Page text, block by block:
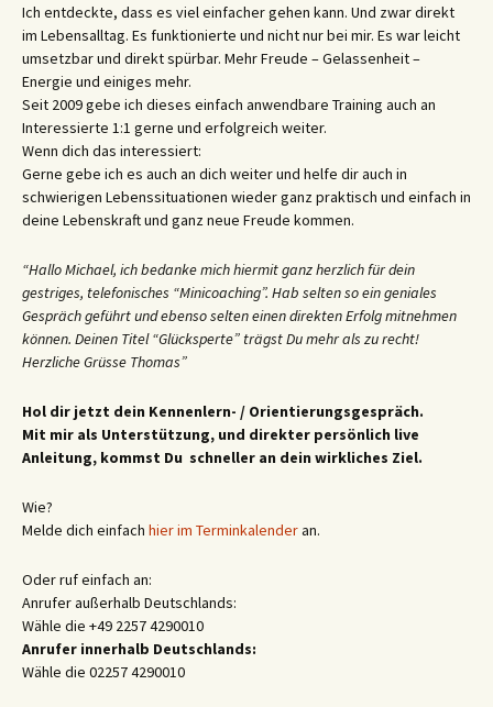
Ich entdeckte, dass es viel einfacher gehen kann. Und zwar direkt
im Lebensalltag. Es funktionierte und nicht nur bei mir. Es war leicht
umsetzbar und direkt spürbar. Mehr Freude – Gelassenheit –
Energie und einiges mehr.
Seit 2009 gebe ich dieses einfach anwendbare Training auch an
Interessierte 1:1 gerne und erfolgreich weiter.
Wenn dich das interessiert:
Gerne gebe ich es auch an dich weiter und helfe dir auch in
schwierigen Lebenssituationen wieder ganz praktisch und einfach in
deine Lebenskraft und ganz neue Freude kommen.
“Hallo Michael, ich bedanke mich hiermit ganz herzlich für dein
gestriges, telefonisches “Minicoaching”. Hab selten so ein geniales
Gespräch geführt und ebenso selten einen direkten Erfolg mitnehmen
können. Deinen Titel “Glücksperte” trägst Du mehr als zu recht!
Herzliche Grüsse Thomas”
Hol dir jetzt dein Kennenlern- / Orientierungsgespräch.
Mit mir als Unterstützung, und direkter persönlich live
Anleitung, kommst Du schneller an dein wirkliches Ziel.
Wie?
Melde dich einfach hier im Terminkalenderan.
Oder ruf einfach an:
Anrufer außerhalb Deutschlands:
Wähle die +49 2257 4290010
Anrufer innerhalb Deutschlands:
Wähle die 02257 4290010